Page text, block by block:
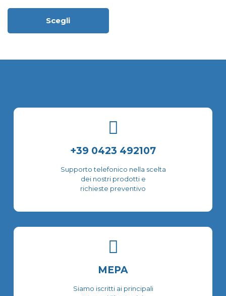
Scegli
prodotto
scelte
+39 0423 492107
Supporto telefonico nella scelta
dei nostri prodotti e
richieste preventivo
MEPA
Siamo iscritti ai principali